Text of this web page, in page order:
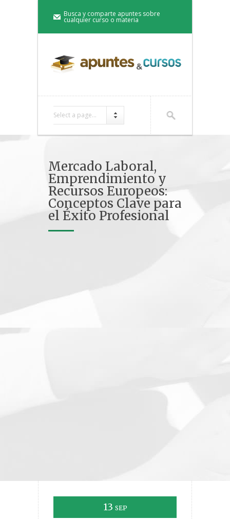
Busca y comparte apuntes sobre
cualquier curso o materia
Select a page...
Mercado Laboral,
Emprendimiento y
Recursos Europeos:
Conceptos Clave para
el Éxito Profesional
13 SEP